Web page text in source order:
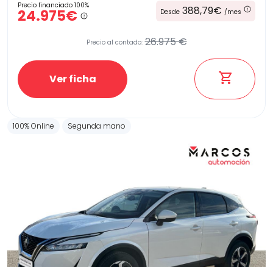
Precio financiado 100%
24.975€ Desde 388,79€ /mes
Precio al contado: 26.975 €
Ver ficha
100% Online Segunda mano